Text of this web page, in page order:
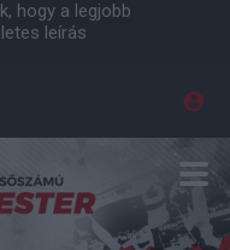
hogy a legjobb
leírás